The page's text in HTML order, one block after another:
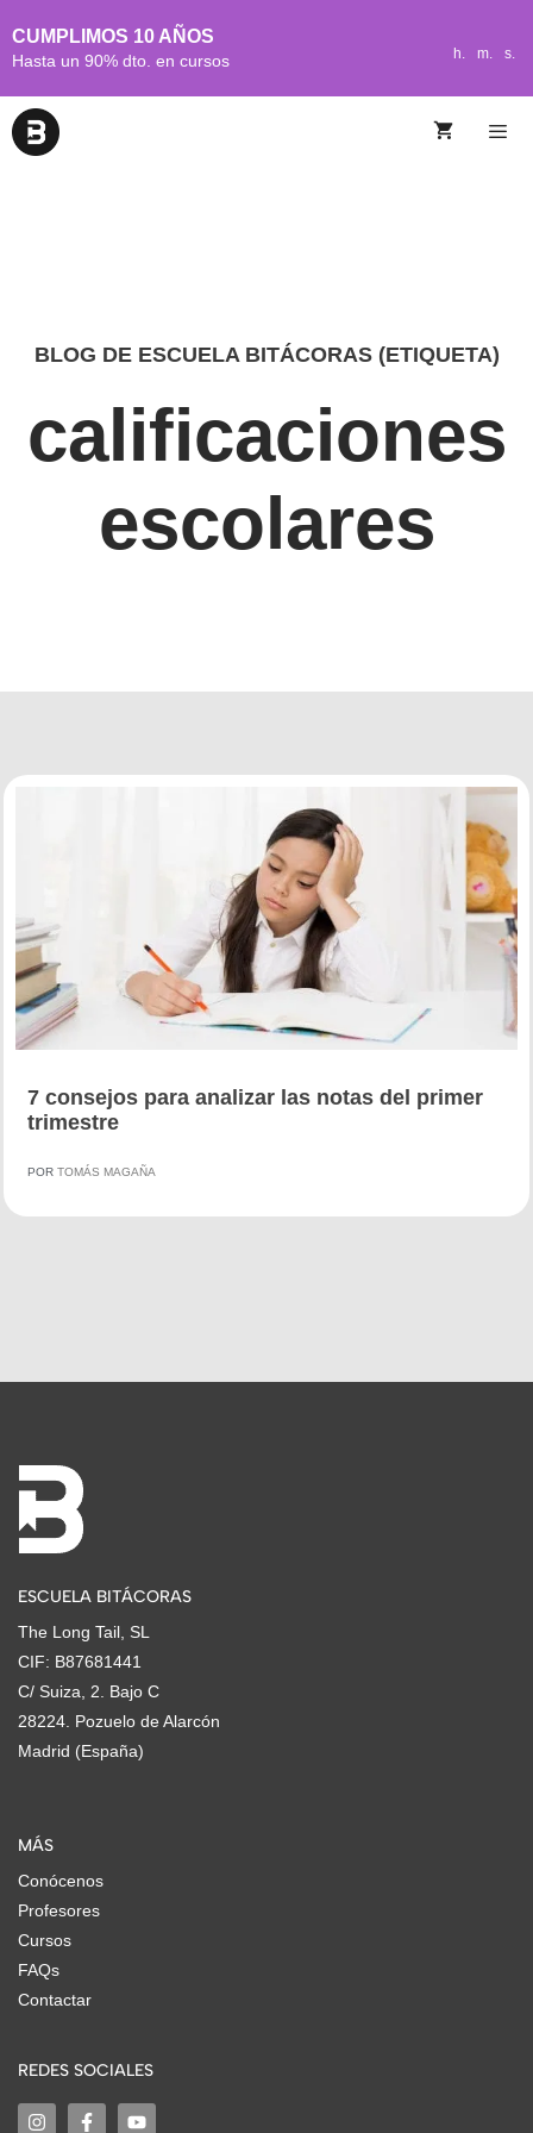
CUMPLIMOS 10 AÑOS
Hasta un 90% dto. en cursos h. m. s.
BLOG DE ESCUELA BITÁCORAS (ETIQUETA)
calificaciones
escolares
7 consejos para analizar las notas del primer
trimestre
POR TOMÁS MAGAÑA
ESCUELA BITÁCORAS
The Long Tail, SL
CIF: B87681441
C/ Suiza, 2. Bajo C
28224. Pozuelo de Alarcón
Madrid (España)
MÁS
Conócenos
Profesores
Cursos
FAQs
Contactar
REDES SOCIALES